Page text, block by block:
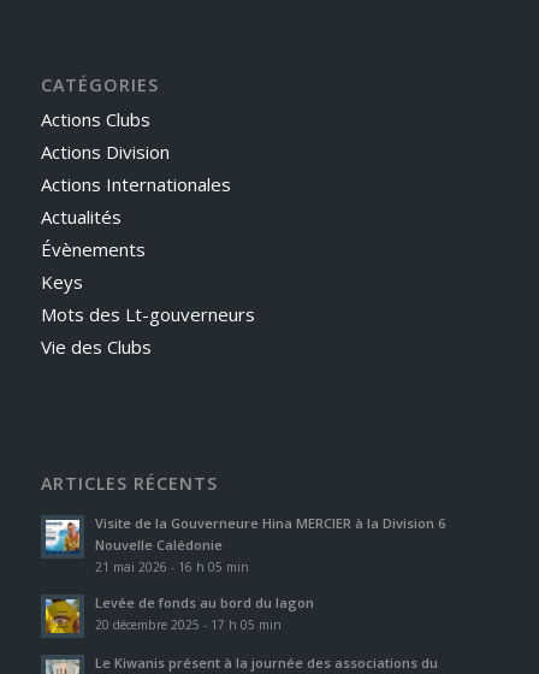
CATÉGORIES
Actions Clubs
Actions Division
Actions Internationales
Actualités
Évènements
Keys
Mots des Lt-gouverneurs
Vie des Clubs
ARTICLES RÉCENTS
Visite de la Gouverneure Hina MERCIER à la Division 6
Nouvelle Calédonie
21 mai 2026 - 16 h 05 min
Levée de fonds au bord du lagon
20 décembre 2025 - 17 h 05 min
Le Kiwanis présent à la journée des associations du